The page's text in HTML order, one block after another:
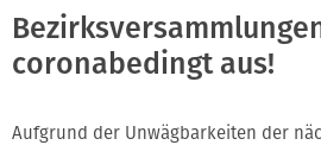
coronabedingt aus!
Aufgrund der Unwägbarkeiten der